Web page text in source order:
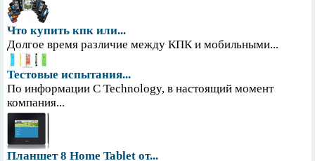
Что купить кпк или...
Долгое время различие между КПК и мобильными...
Тестовые испытания...
По информации С Technology, в настоящий момент
компания...
Планшет 8 Home Tablet от...